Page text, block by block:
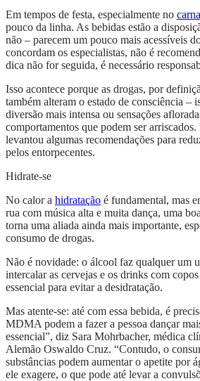
Em tempos de festa, especialmente no
pouco da linha. As bebidas estão a
não – parecem um pouco mais acessíveis
concordam os especialistas, não é
dica não for seguida, é necessário
Isso acontece porque as drogas, por
também alteram o estado de consciência –
diversão mais intensa ou sensações
comportamentos que podem ser
levantou algumas recomendações para
pelos entorpecentes.
Hidrate-se
No calor a hidratação é fundamental, mas
rua com música alta e muita dança, uma
torna uma aliada ainda mais importante,
consumo de drogas.
Não é novidade: o álcool faz qualquer um
intercalar as cervejas e os drinks com
essencial para evitar a desidratação.
Mas atente-se: até com essa bebida, é
MDMA podem a fazer a pessoa dançar
essencial”, diz Sara Mohrbacher, médica
Alemão Oswaldo Cruz. “Contudo, o
substâncias podem aumentar o apetite por
ele exagere, o que pode até levar a